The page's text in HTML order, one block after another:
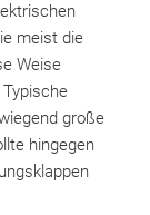
meist die
Weise
große
hingegen